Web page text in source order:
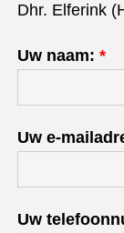
Dhr. Elferink
Uw naam: *
Uw e-
Uw